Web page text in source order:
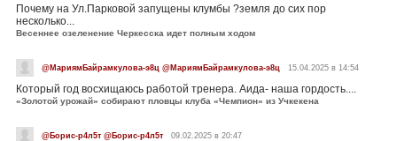
Почему на Ул.Парковой запущены клумбы ?земля до сих пор
несколько...
Весеннее озеленение Черкесска идет полным ходом
@МариямБайрамкулова-э8ц @МариямБайрамкулова-э8ц 15.04.2025 в 14:54
Который год восхищаюсь работой тренера. Аида- наша гордость....
«Золотой урожай» собирают пловцы клуба «Чемпион» из Учкекена
@Борис-р4л5т @Борис-р4л5т 09.02.2025 в 20:47